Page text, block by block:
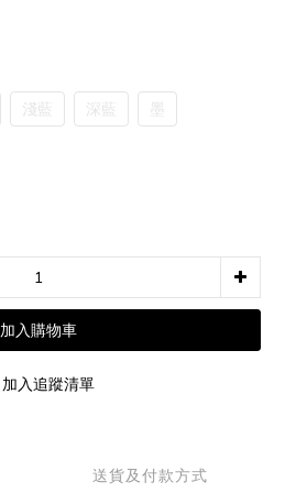
淺藍 深藍 墨
加入購物車
加入追蹤清單
送貨及付款方式